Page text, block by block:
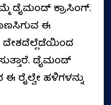
ಡೈಮಂಡ್ ಕ್ರಾಸಿಂಗ್.
ಈ
ದೇಶದೆಲ್ಲೆಡೆಯಿಂದ
ಡೈಮಂಡ್
ರೈಲ್ವೇ ಹಳಿಗಳನ್ನು